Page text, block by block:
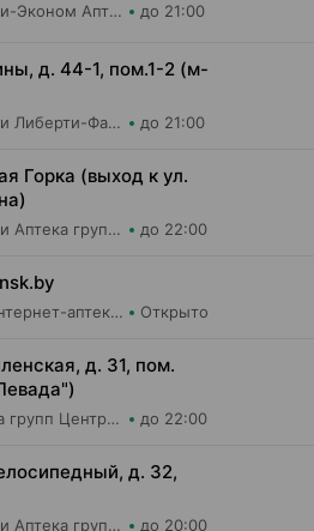
Добрыя леки-Эконом Аптека групп Центр ООО Аптека №1 до 21:00
д. 44-1, пом.1-2 (м-
Добрыя леки Либерти-Фарм ООО Аптека №8 до 21:00
Горка (выход к ул.
Добрыя леки Аптека групп Центр ООО Аптека №13 до 22:00
Аптечка+ Интернет-аптека apte4kaminsk.by Открыто
д. 31, пом.
ADEL Аптека групп Центр ООО Аптека №85 до 22:00
д. 32,
Добрыя леки Аптека групп Центр ООО Аптека №92 до 20:00